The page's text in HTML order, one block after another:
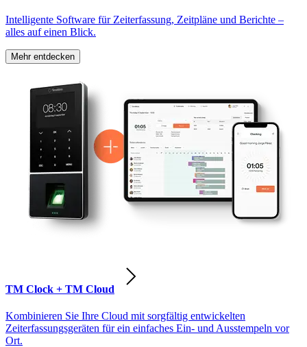
Intelligente Software für Zeiterfassung, Zeitpläne und Berichte –
alles auf einen Blick.
Mehr entdecken
TM Clock + TM Cloud
Kombinieren Sie Ihre Cloud mit sorgfältig entwickelten
Zeiterfassungsgeräten für ein einfaches Ein- und Ausstempeln vor
Ort.